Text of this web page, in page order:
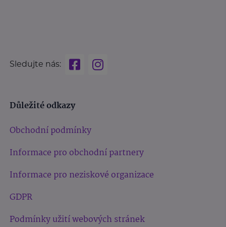
Sledujte nás:
Důležité odkazy
Obchodní podmínky
Informace pro obchodní partnery
Informace pro neziskové organizace
GDPR
Podmínky užití webových stránek